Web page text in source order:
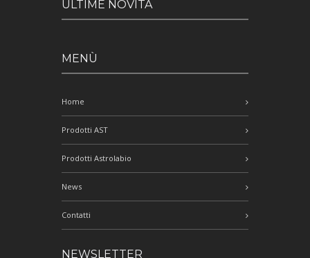
ULTIME NOVITÀ
MENÙ
Home
Prodotti AST
Prodotti Astrolabio
News
Contatti
NEWSLETTER